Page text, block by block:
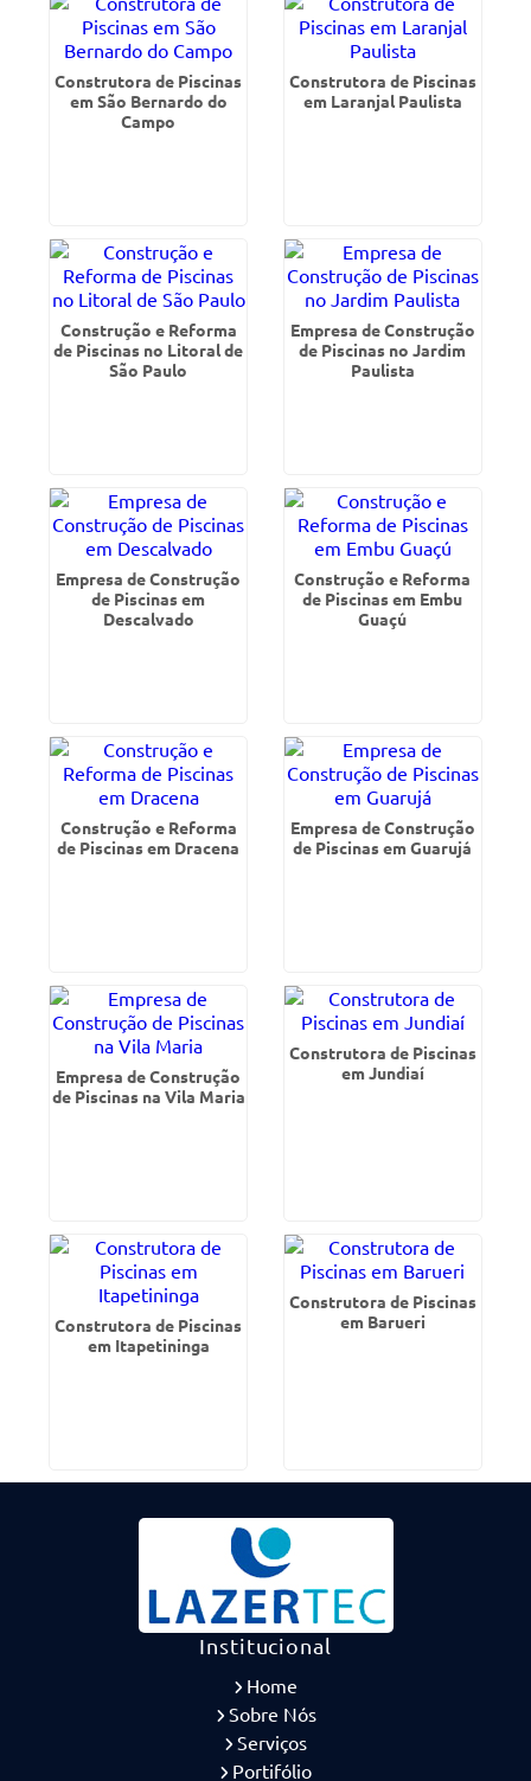
Construtora de Piscinas
em São Bernardo do
Campo
Construtora de Piscinas
em Laranjal Paulista
Construção e Reforma
de Piscinas no Litoral de
São Paulo
Empresa de Construção
de Piscinas no Jardim
Paulista
Empresa de Construção
de Piscinas em
Descalvado
Construção e Reforma
de Piscinas em Embu
Guaçú
Construção e Reforma
de Piscinas em Dracena
Empresa de Construção
de Piscinas em Guarujá
Empresa de Construção
de Piscinas na Vila Maria
Construtora de Piscinas
em Jundiaí
Construtora de Piscinas
em Itapetininga
Construtora de Piscinas
em Barueri
Institucional
Home
Sobre Nós
Serviços
Portifólio